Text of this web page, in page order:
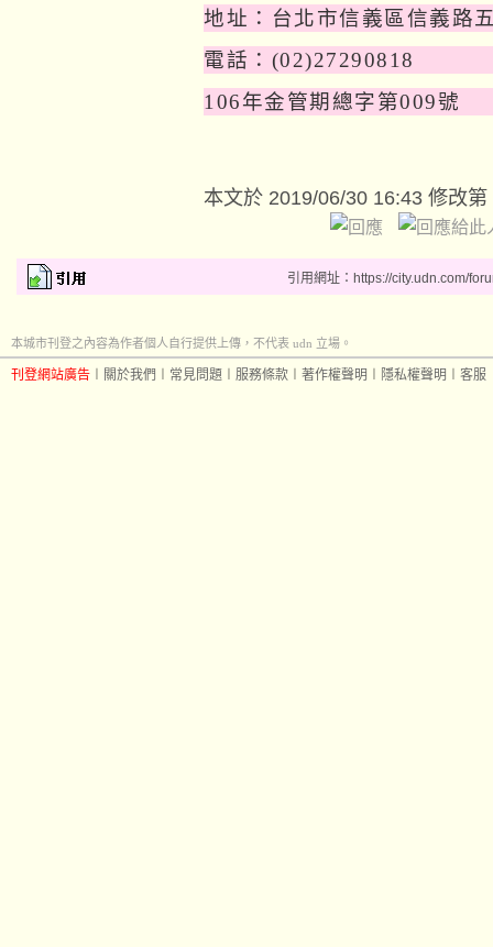
地址：台北市信義區信義路
電話： (02)27290818
106年金管期總字第009號
本文於 2019/06/30 16:43 修改第
引用網址：https://city.udn.com/
本城市刊登之內容為作者個人自行提供上傳，不代表 udn 立場。
刊登網站廣告 關於我們 常見問題 服務條款 著作權聲明 隱私權聲明 客服